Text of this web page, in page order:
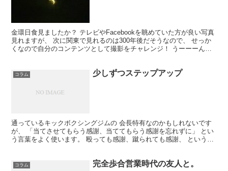
金環日食見ましたか？ テレビやFacebookを眺めていた方が良い写真
見れますが、 次に関東で見れるのは300年後だそうなので、 せっか
くなので自分のコンテンツとして撮影をチャレンジ！ うーーーん。
コラム 少しずつステップアップ
通っているキックボクシングジムの 会長特有なのかもしれないです
が、 「当てさせてもらう感謝、当ててもらう感謝を忘れずに」 とい
う言葉をよく使います。 殴っても感謝、蹴られても感謝、 という一
コラム 完全歩合営業時代の友人と。